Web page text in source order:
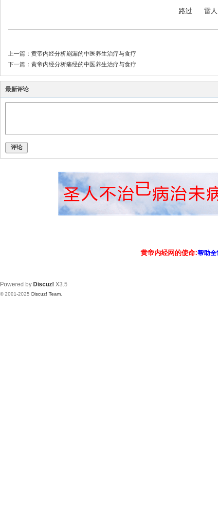
路过 雷人
上一篇： 黄帝内经分析崩漏的中医养生治疗与食疗
下一篇： 黄帝内经分析痛经的中医养生治疗与食疗
最新评论
评论
黄帝内经网的使命:帮助
Powered by Discuz! X3.5
© 2001-2025 Discuz! Team